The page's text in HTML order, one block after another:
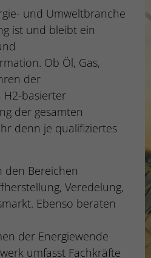
und Umweltbranche
ist und bleibt ein
Ob Öl, Gas,
der
H2-basierter
der gesamten
denn je qualifiziertes
den Bereichen
Veredelung,
Ebenso beraten
der Energiewende
umfasst Fachkräfte